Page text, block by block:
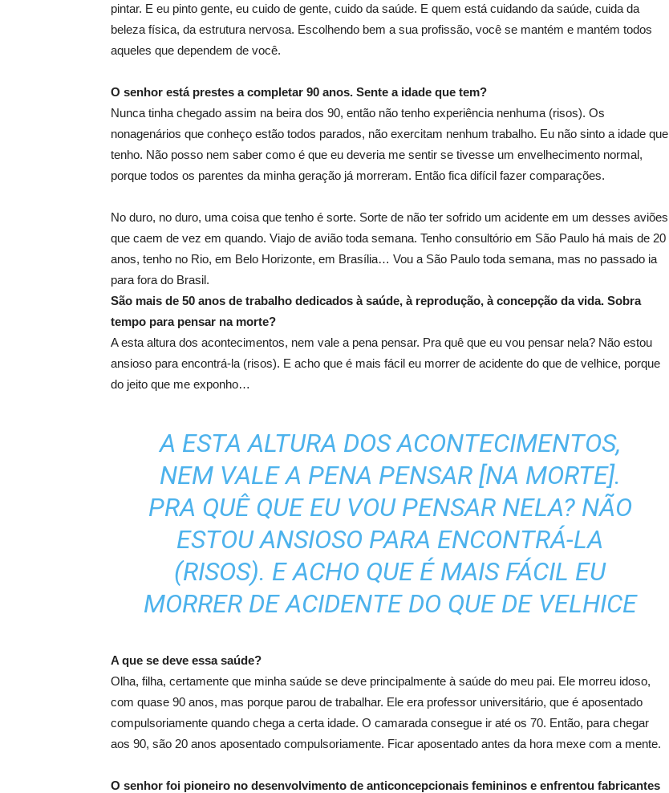
pintar. E eu pinto gente, eu cuido de gente, cuido da saúde. E quem está cuidando da saúde, cuida da
beleza física, da estrutura nervosa. Escolhendo bem a sua profissão, você se mantém e mantém todos
aqueles que dependem de você.
O senhor está prestes a completar 90 anos. Sente a idade que tem?
Nunca tinha chegado assim na beira dos 90, então não tenho experiência nenhuma (risos). Os
nonagenários que conheço estão todos parados, não exercitam nenhum trabalho. Eu não sinto a idade que
tenho. Não posso nem saber como é que eu deveria me sentir se tivesse um envelhecimento normal,
porque todos os parentes da minha geração já morreram. Então fica difícil fazer comparações.
No duro, no duro, uma coisa que tenho é sorte. Sorte de não ter sofrido um acidente em um desses aviões
que caem de vez em quando. Viajo de avião toda semana. Tenho consultório em São Paulo há mais de 20
anos, tenho no Rio, em Belo Horizonte, em Brasília… Vou a São Paulo toda semana, mas no passado ia
para fora do Brasil.
São mais de 50 anos de trabalho dedicados à saúde, à reprodução, à concepção da vida. Sobra
tempo para pensar na morte?
A esta altura dos acontecimentos, nem vale a pena pensar. Pra quê que eu vou pensar nela? Não estou
ansioso para encontrá-la (risos). E acho que é mais fácil eu morrer de acidente do que de velhice, porque
do jeito que me exponho…
A ESTA ALTURA DOS ACONTECIMENTOS,
NEM VALE A PENA PENSAR [NA MORTE].
PRA QUÊ QUE EU VOU PENSAR NELA? NÃO
ESTOU ANSIOSO PARA ENCONTRÁ-LA
(RISOS). E ACHO QUE É MAIS FÁCIL EU
MORRER DE ACIDENTE DO QUE DE VELHICE
A que se deve essa saúde?
Olha, filha, certamente que minha saúde se deve principalmente à saúde do meu pai. Ele morreu idoso,
com quase 90 anos, mas porque parou de trabalhar. Ele era professor universitário, que é aposentado
compulsoriamente quando chega a certa idade. O camarada consegue ir até os 70. Então, para chegar
aos 90, são 20 anos aposentado compulsoriamente. Ficar aposentado antes da hora mexe com a mente.
O senhor foi pioneiro no desenvolvimento de anticoncepcionais femininos e enfrentou fabricantes